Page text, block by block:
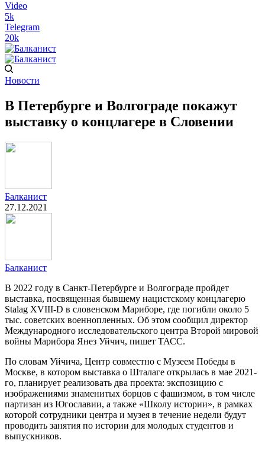
Video
5k
Telegram
20k
Новости
В Петербурге и Волгограде покажут
выставку о концлагере в Словении
Балканист
27.12.2021
Балканист
В 2022 году в Санкт-Петербурге и Волгограде пройдет
выставка, посвященная бывшему нацистскому концлагерю
Stalag XVIII-D в словенском Мариборе, где погибли около 5
тыс. советских военнопленных. Об этом сообщил директор
Международного исследовательского центра Второй мировой
войны Марибора Янез Уйчич, пишет ТАСС.
По словам Уйчича, Центр совместно с Музеем Победы в
Москве, в котором выставка о Шталаге открылась в мае 2021-
го, планирует реализовать два проекта: экспозицию с
изображениями знаменитых борцов с фашизмом, в том числе
партизан из Югославии, а также «Школу истории», в рамках
которой сотрудники центра и музея в течение недели будут
проводить занятия по истории для молодых студентов и
выпускников.